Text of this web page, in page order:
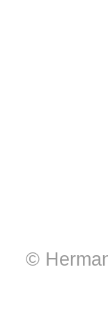
©